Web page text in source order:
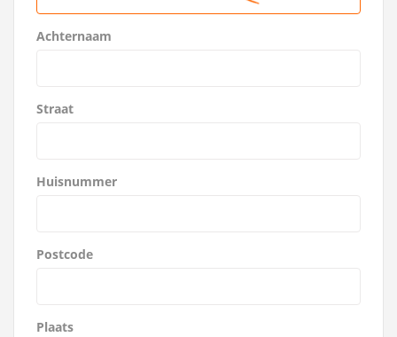
Achternaam
Straat
Huisnummer
Postcode
Plaats